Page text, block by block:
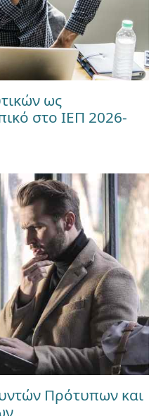
ως
στο ΙΕΠ 2026-
Πρότυπων και